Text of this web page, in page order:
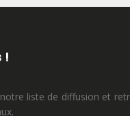
!
liste de diffusion et